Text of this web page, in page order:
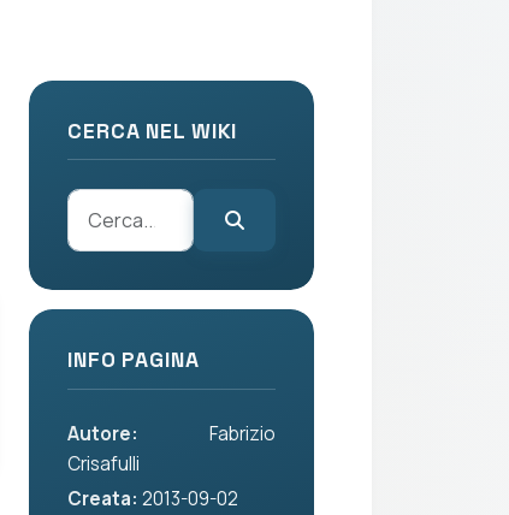
CERCA NEL WIKI
INFO PAGINA
Autore: Fabrizio
Crisafulli
Creata: 2013-09-02